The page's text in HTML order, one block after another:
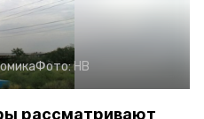
Фото:НВ
рассматривают